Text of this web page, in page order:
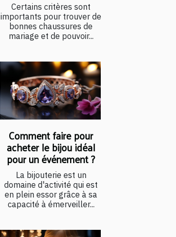
Certains critères sont
importants pour trouver de
bonnes chaussures de
mariage et de pouvoir...
Comment faire pour
acheter le bijou idéal
pour un événement ?
La bijouterie est un
domaine d'activité qui est
en plein essor grâce à sa
capacité à émerveiller...